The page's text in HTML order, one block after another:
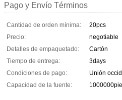
Pago y Envío Términos
Cantidad de orden mínima:
20pcs
Precio:
negotiable
Detalles de empaquetado:
Cartón
Tiempo de entrega:
3days
Condiciones de pago:
Unión
Capacidad de la fuente: